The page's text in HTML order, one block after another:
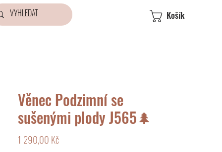
Košík
Věnec Podzimní se
sušenými plody J565🌲
1 290,00 KčCena